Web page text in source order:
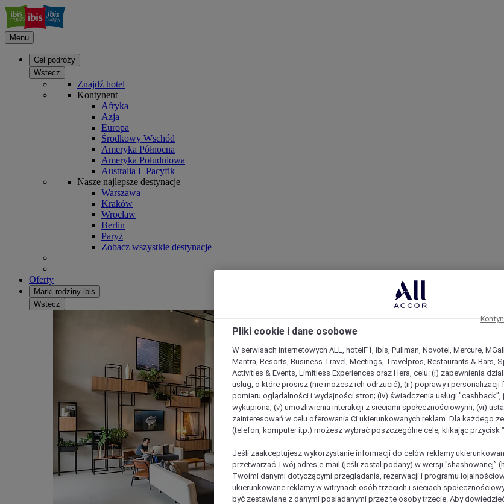
Menu
Cel podróży
Wstecz
Znajdź hotel
Kontynent
Afryka
Azja
Europa
Środkowy Wschód
Ameryka Północna
Ameryka Południowa
Australia L Pacyfik
Nasze najlepsze destynacje
Warszawa
Kraków
Wrocław
Berlin
Paryż
Zobacz wszystkie destynacje
Oferty
Marki rodziny ibis
Wstecz
Pliki cookie i dane osobowe
W serwisach internetowych ALL, hotelF1, ibis, Pullman, Novotel, Mercure,
Mantra, Resorts, Business Travel, Meetings, Travelpros, Restaurants & Bars,
Activities & Events, Limitless Experiences oraz Hera, celu: (i) zapewnienia
usług, o które prosisz (nie możesz ich odrzucić); (ii) poprawy i personalizacji
pomiaru oglądalności i wydajności stron; (iv) świadczenia usługi "cashback”,
wykupiona; (v) umożliwienia interakcji z sieciami społecznościowymi; (vi)
zainteresowań w celu oferowania Ci ukierunkowanych reklam. Dla każdego
(telefon, komputer itp.) możesz wybrać poszczególne cele, klikając przycisk
Jeśli zaakceptujesz wykorzystanie informacji do celów reklamy
przetwarzać Twój adres e-mail (jeśli został podany) w wersji "shashowanej”
Twoimi danymi dotyczącymi przeglądania, rezerwacji i programu
ukierunkowane reklamy w witrynach osób trzecich i sieciach
być zestawiane z danymi posiadanymi przez te osoby trzecie. Aby